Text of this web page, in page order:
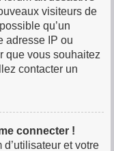
visiteurs de
qu’un
adresse IP ou
que vous souhaitez
contacter un
connecter !
et votre